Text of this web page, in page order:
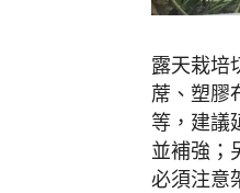
露天栽培
蓆、塑膠
等，建議
並補強；
必須注意